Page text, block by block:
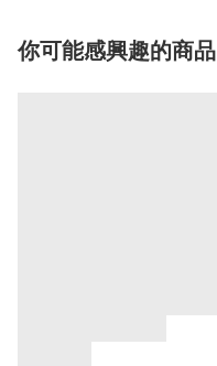
你可能感興趣的商品